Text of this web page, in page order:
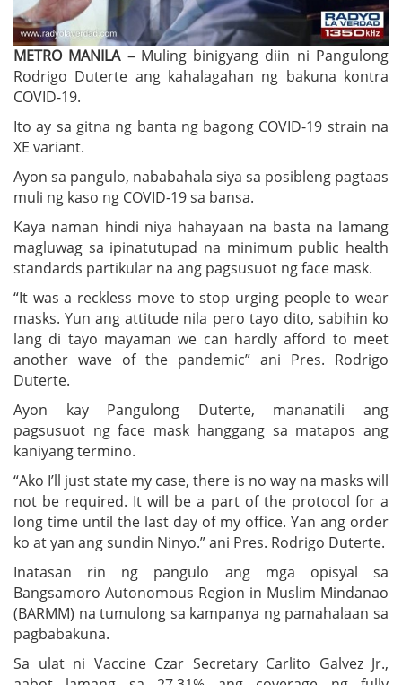
METRO MANILA – Muling binigyang diin ni Pangulong
Rodrigo Duterte ang kahalagahan ng bakuna kontra
COVID-19.
Ito ay sa gitna ng banta ng bagong COVID-19 strain na
XE variant.
Ayon sa pangulo, nababahala siya sa posibleng pagtaas
muli ng kaso ng COVID-19 sa bansa.
Kaya naman hindi niya hahayaan na basta na lamang
magluwag sa ipinatutupad na minimum public health
standards partikular na ang pagsusuot ng face mask.
“It was a reckless move to stop urging people to wear
masks. Yun ang attitude nila pero tayo dito, sabihin ko
lang di tayo mayaman we can hardly afford to meet
another wave of the pandemic” ani Pres. Rodrigo
Duterte.
Ayon kay Pangulong Duterte, mananatili ang
pagsusuot ng face mask hanggang sa matapos ang
kaniyang termino.
“Ako I’ll just state my case, there is no way na masks will
not be required. It will be a part of the protocol for a
long time until the last day of my office. Yan ang order
ko at yan ang sundin Ninyo.” ani Pres. Rodrigo Duterte.
Inatasan rin ng pangulo ang mga opisyal sa
Bangsamoro Autonomous Region in Muslim Mindanao
(BARMM) na tumulong sa kampanya ng pamahalaan sa
pagbabakuna.
Sa ulat ni Vaccine Czar Secretary Carlito Galvez Jr.,